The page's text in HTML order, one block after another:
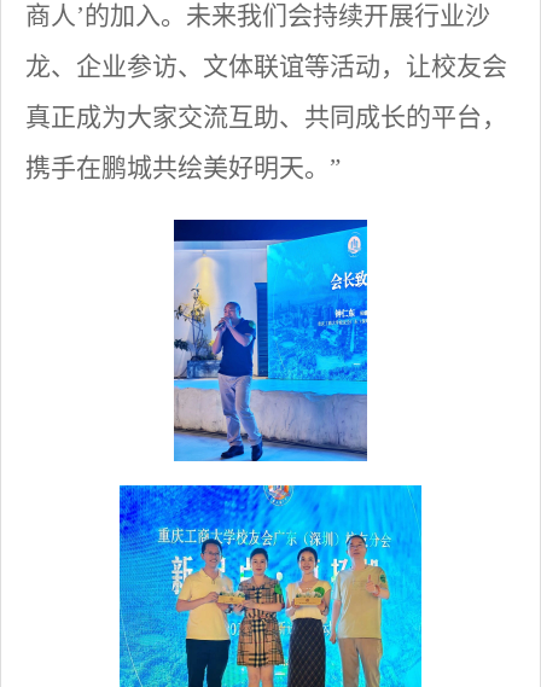
商人’的加入。未来我们会持续开展行业沙
龙、企业参访、文体联谊等活动，让校友会
真正成为大家交流互助、共同成长的平台，
携手在鹏城共绘美好明天。”